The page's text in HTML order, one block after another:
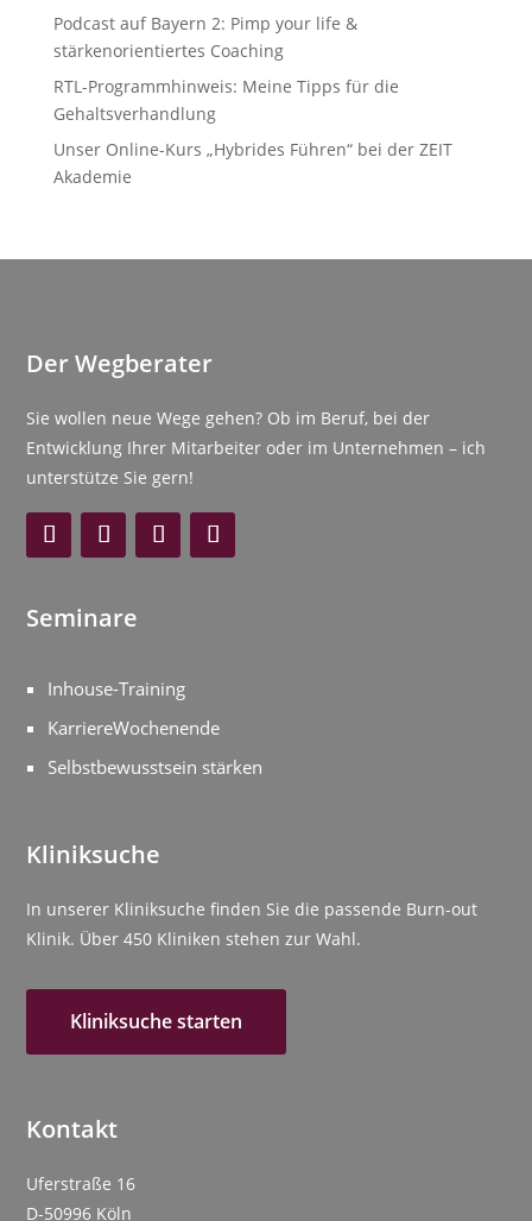
Podcast auf Bayern 2: Pimp your life &
stärkenorientiertes Coaching
RTL-Programmhinweis: Meine Tipps für die
Gehaltsverhandlung
Unser Online-Kurs „Hybrides Führen“ bei der ZEIT
Akademie
Der Wegberater
Sie wollen neue Wege gehen? Ob im Beruf, bei der
Entwicklung Ihrer Mitarbeiter oder im Unternehmen – ich
unterstütze Sie gern!
Seminare
Inhouse-Training
KarriereWochenende
Selbstbewusstsein stärken
Kliniksuche
In unserer Kliniksuche finden Sie die passende Burn-out
Klinik. Über 450 Kliniken stehen zur Wahl.
Kliniksuche starten
Kontakt
Uferstraße 16
D-50996 Köln